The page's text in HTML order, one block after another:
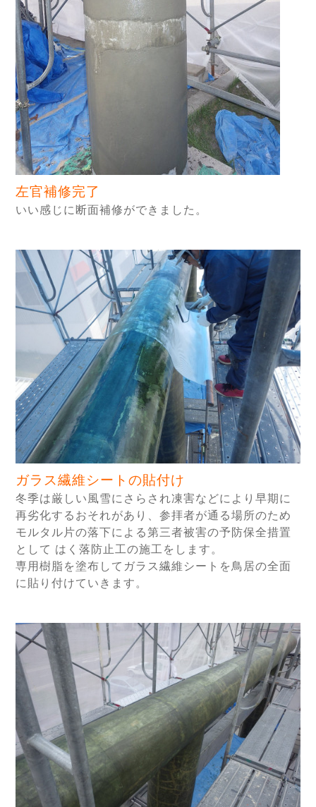
左官補修完了
いい感じに断面補修ができました。
ガラス繊維シートの貼付け
冬季は厳しい風雪にさらされ凍害などにより早期に
再劣化するおそれがあり、参拝者が通る場所のため
モルタル片の落下による第三者被害の予防保全措置
として はく落防止工の施工をします。
専用樹脂を塗布してガラス繊維シートを鳥居の全面
に貼り付けていきます。